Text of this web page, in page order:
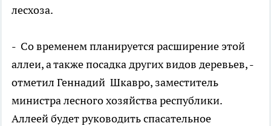
лесхоза.
- Со временем планируется расширение этой
аллеи, а также посадка других видов деревьев, -
отметил Геннадий Шкавро, заместитель
министра лесного хозяйства республики.
Аллеей будет руководить спасательное